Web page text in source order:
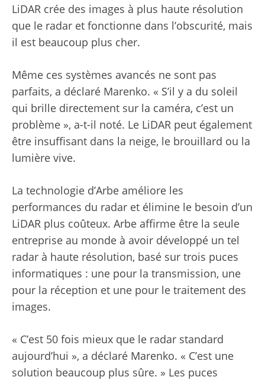
LiDAR crée des images à plus haute résolution
que le radar et fonctionne dans l’obscurité, mais
il est beaucoup plus cher.
Même ces systèmes avancés ne sont pas
parfaits, a déclaré Marenko. « S’il y a du soleil
qui brille directement sur la caméra, c’est un
problème », a-t-il noté. Le LiDAR peut également
être insuffisant dans la neige, le brouillard ou la
lumière vive.
La technologie d’Arbe améliore les
performances du radar et élimine le besoin d’un
LiDAR plus coûteux. Arbe affirme être la seule
entreprise au monde à avoir développé un tel
radar à haute résolution, basé sur trois puces
informatiques : une pour la transmission, une
pour la réception et une pour le traitement des
images.
« C’est 50 fois mieux que le radar standard
aujourd’hui », a déclaré Marenko. « C’est une
solution beaucoup plus sûre. » Les puces